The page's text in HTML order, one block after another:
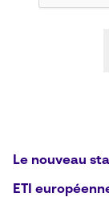
Le nouveau
ETI